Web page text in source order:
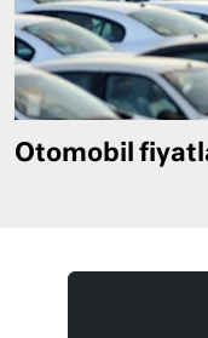
Otomobil